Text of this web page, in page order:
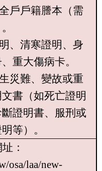
戶戶籍謄本（需
、清寒證明、身
重大傷病卡。
災難、變故或重
書（如死亡證明
證明書、服刑或
等）。
：
osa/laa/new-